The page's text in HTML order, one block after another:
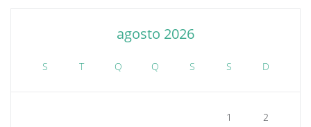
agosto 2026
S T Q Q S S D
1 2